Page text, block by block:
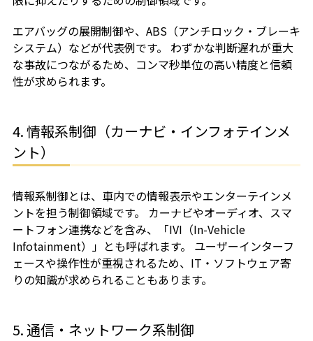
エアバッグの展開制御や、ABS（アンチロック・ブレーキ
システム）などが代表例です。 わずかな判断遅れが重大
な事故につながるため、コンマ秒単位の高い精度と信頼
性が求められます。
4. 情報系制御（カーナビ・インフォテインメ
ント）
情報系制御とは、車内での情報表示やエンターテインメ
ントを担う制御領域です。 カーナビやオーディオ、スマ
ートフォン連携などを含み、「IVI（In-Vehicle
Infotainment）」とも呼ばれます。 ユーザーインターフ
ェースや操作性が重視されるため、IT・ソフトウェア寄
りの知識が求められることもあります。
5. 通信・ネットワーク系制御